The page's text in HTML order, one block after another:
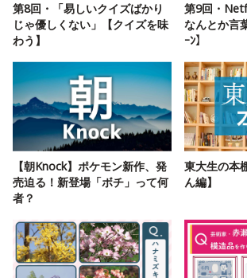
第8回・「易しいクイズばかり
じゃ優しくない」【クイズを味
わう】
第9回・
なんとか言
ｰﾝ】
【朝Knock】ポケモン新作、発
売迫る！新登場「ボチ」って何
者？
東大生の本
ん編】